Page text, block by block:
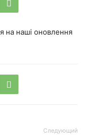
на наші оновлення
Следующий